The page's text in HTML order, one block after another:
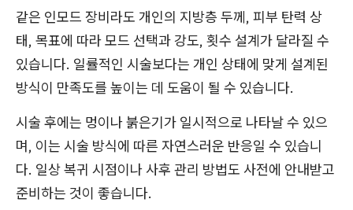
같은 인모드 장비라도 개인의 지방층 두께, 피부 탄력 상
태, 목표에 따라 모드 선택과 강도, 횟수 설계가 달라질 수
있습니다. 일률적인 시술보다는 개인 상태에 맞게 설계된
방식이 만족도를 높이는 데 도움이 될 수 있습니다.
시술 후에는 멍이나 붉은기가 일시적으로 나타날 수 있으
며, 이는 시술 방식에 따른 자연스러운 반응일 수 있습니
다. 일상 복귀 시점이나 사후 관리 방법도 사전에 안내받고
준비하는 것이 좋습니다.